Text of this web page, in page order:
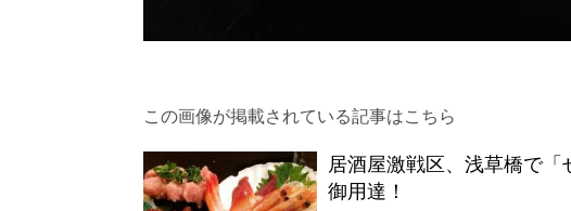
この画像が掲載されている記事はこちら
居酒屋激戦区、浅草橋で
御用達！